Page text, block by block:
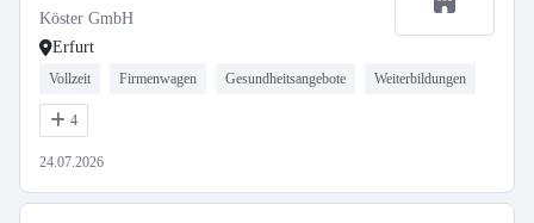
Köster GmbH
Erfurt
Vollzeit Firmenwagen Gesundheitsangebote Weiterbildungen
4
24.07.2026